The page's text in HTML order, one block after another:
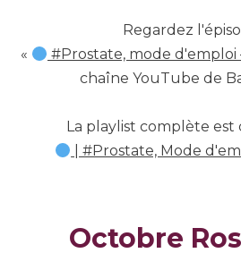
Regardez
«
#Prostate, mode d'emploi
chaîne YouTube de
La playlist complète est
| #Prostate, Mode
Octobre